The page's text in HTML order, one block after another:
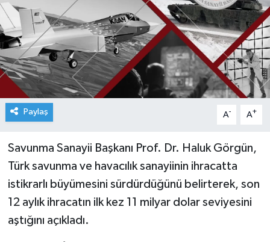
Paylaş A- A+
Savunma Sanayii Başkanı Prof. Dr. Haluk Görgün,
Türk savunma ve havacılık sanayiinin ihracatta
istikrarlı büyümesini sürdürdüğünü belirterek, son
12 aylık ihracatın ilk kez 11 milyar dolar seviyesini
aştığını açıkladı.